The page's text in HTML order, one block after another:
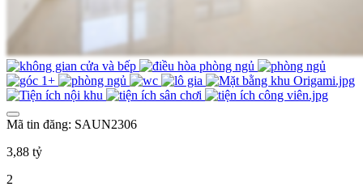
Mã tin đăng: SAUN2306
3,88 tỷ
2